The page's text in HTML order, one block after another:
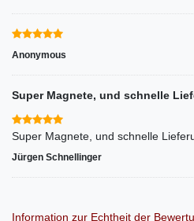
Anonymous
Super Magnete, und schnelle
Super Magnete, und schnelle
Jürgen Schnellinger
Information zur Echtheit der